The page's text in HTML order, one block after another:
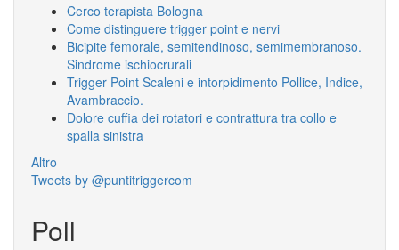
Cerco terapista Bologna
Come distinguere trigger point e nervi
Bicipite femorale, semitendinoso, semimembranoso.
Sindrome ischiocrurali
Trigger Point Scaleni e intorpidimento Pollice, Indice,
Avambraccio.
Dolore cuffia dei rotatori e contrattura tra collo e
spalla sinistra
Altro
Tweets by @puntitriggercom
Poll